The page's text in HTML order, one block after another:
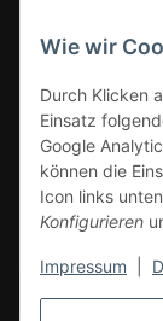
Wie wir
Durch Klicken
Einsatz
Google
können die
Icon links
Konfigurieren
Impressum